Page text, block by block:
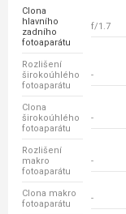
Clona
hlavního
zadního
fotoaparátu
f/1.7
Rozlišení
širokoúhlého
fotoaparátu
-
Clona
širokoúhlého
fotoaparátu
-
Rozlišení
makro
fotoaparátu
-
Clona makro
fotoaparátu
-